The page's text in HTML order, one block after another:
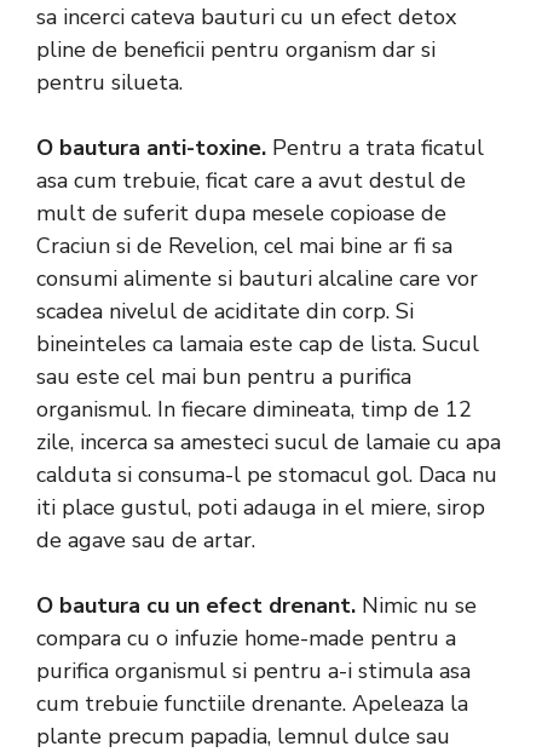
sa incerci cateva bauturi cu un efect detox
pline de beneficii pentru organism dar si
pentru silueta.
O bautura anti-toxine. Pentru a trata ficatul
asa cum trebuie, ficat care a avut destul de
mult de suferit dupa mesele copioase de
Craciun si de Revelion, cel mai bine ar fi sa
consumi alimente si bauturi alcaline care vor
scadea nivelul de aciditate din corp. Si
bineinteles ca lamaia este cap de lista. Sucul
sau este cel mai bun pentru a purifica
organismul. In fiecare dimineata, timp de 12
zile, incerca sa amesteci sucul de lamaie cu apa
calduta si consuma-l pe stomacul gol. Daca nu
iti place gustul, poti adauga in el miere, sirop
de agave sau de artar.
O bautura cu un efect drenant. Nimic nu se
compara cu o infuzie home-made pentru a
purifica organismul si pentru a-i stimula asa
cum trebuie functiile drenante. Apeleaza la
plante precum papadia, lemnul dulce sau